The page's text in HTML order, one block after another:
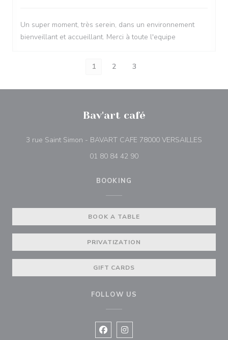
Un super moment, très serein, dans un environnement
bienveillant et accueillant. Merci à toute l'equipe
1 2 3
Bav'art café
3 rue Saint Simon - BAVART CAFE 78000 VERSAILLES
01 80 84 42 90
BOOKING
BOOK A TABLE
PRIVATIZATION
GIFT CARDS
FOLLOW US
Facebook ((opens in a new
Instagram ((opens in a new